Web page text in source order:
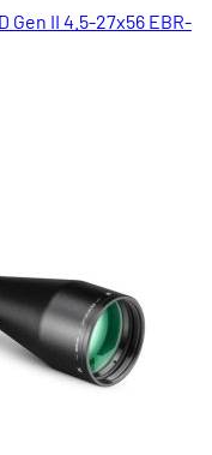
Gen II 4.5-27x56 EBR-